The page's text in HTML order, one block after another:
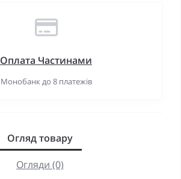
Оплата Частинами
Монобанк до 8 платежів
Огляд товару
Огляди (0)